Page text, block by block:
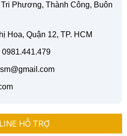
Phương, Thành Công, Buôn
Hoa, Quận 12, TP. HCM
HỖ TRỢ